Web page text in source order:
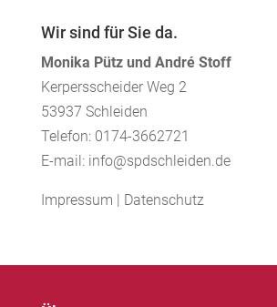
Wir sind für Sie da.
Monika Pütz und André Stoff
Kerpersscheider Weg 2
53937 Schleiden
Telefon: 0174-3662721
E-mail: info@spdschleiden.de
Impressum | Datenschutz